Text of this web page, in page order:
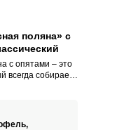
поляна» с
с опятами – это
всегда собирает